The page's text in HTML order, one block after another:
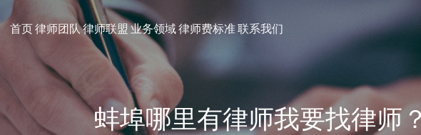
首页律师团队律师联盟业务领域律师费标准联系我们
蚌埠哪里有律师我要找律师